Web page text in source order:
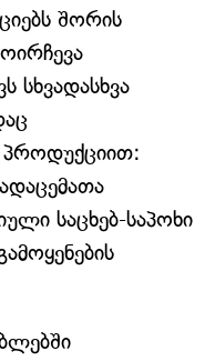
შორის
სხვადასხვა
პროდუქციით:
საცხებ-საპოხი